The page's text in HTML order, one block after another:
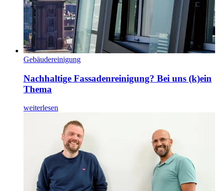
Gebäudereinigung
Nachhaltige Fassadenreinigung? Bei uns (k)ein
Thema
weiterlesen